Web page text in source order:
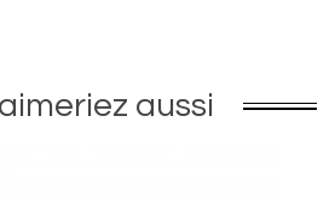
aussi